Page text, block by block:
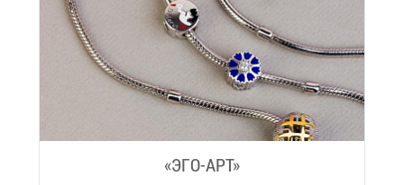
«ЭГО-АРТ»